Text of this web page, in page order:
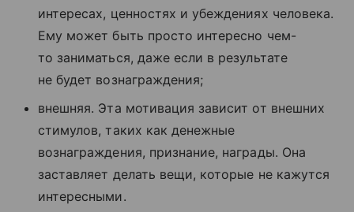
интересах, ценностях и убеждениях человека.
Ему может быть просто интересно чем-
то заниматься, даже если в результате
не будет вознаграждения;
внешняя. Эта мотивация зависит от внешних
стимулов, таких как денежные
вознаграждения, признание, награды. Она
заставляет делать вещи, которые не кажутся
интересными.